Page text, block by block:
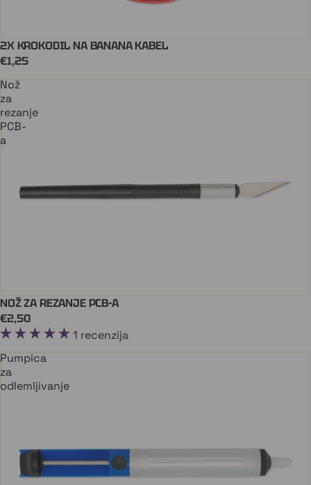
Stiže uskoro
2X KROKODIL NA BANANA KABEL
€1,25
Nož
za
rezanje
PCB-
a
Dodaj U Košaricu
NOŽ ZA REZANJE PCB-A
€2,50
1 recenzija
Pumpica
za
odlemljivanje